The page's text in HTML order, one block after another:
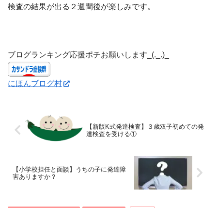
検査の結果が出る２週間後が楽しみです。
ブログランキング応援ポチお願いします_(._.)_
にほんブログ村
【新版K式発達検査】３歳双子初めての発
達検査を受ける①
【小学校担任と面談】うちの子に発達障
害ありますか？